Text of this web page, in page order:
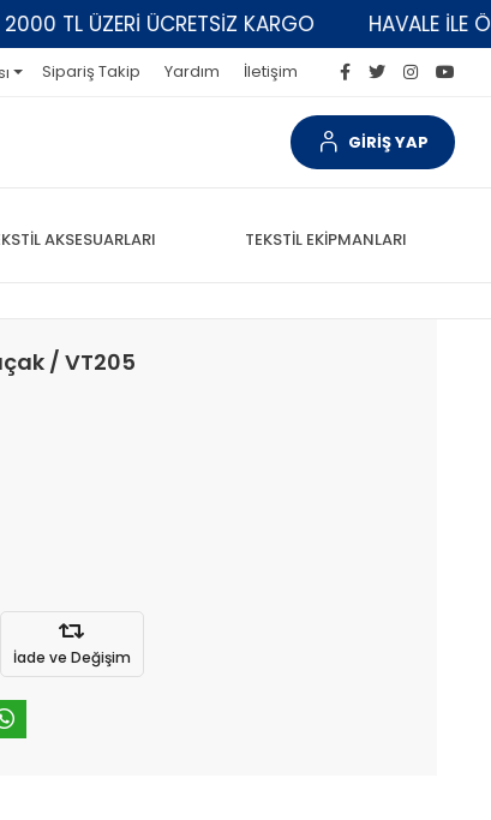
TL ÜZERİ ÜCRETSİZ KARGO HAVALE İLE
Sipariş Takip Yardım İletişim
GİRİŞ YAP
AKSESUARLARI TEKSTİL EKİPMANLARI
/ VT205
İade ve Değişim